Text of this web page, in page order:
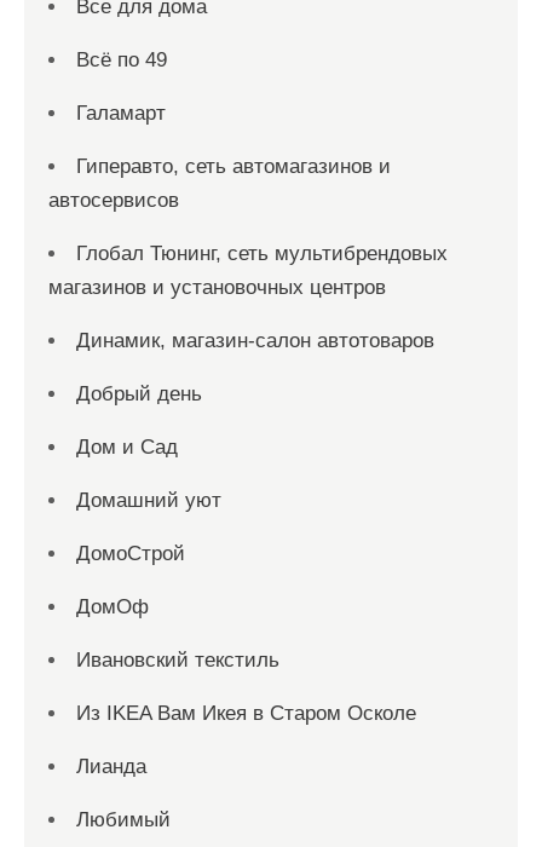
Все для дома
Всё по 49
Галамарт
Гиперавто, сеть автомагазинов и
автосервисов
Глобал Тюнинг, сеть мультибрендовых
магазинов и установочных центров
Динамик, магазин-салон автотоваров
Добрый день
Дом и Сад
Домашний уют
ДомоСтрой
ДомОф
Ивановский текстиль
Из IKEA Вам Икея в Старом Осколе
Лианда
Любимый